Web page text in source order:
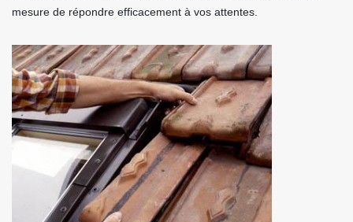
mesure de répondre efficacement à vos attentes.